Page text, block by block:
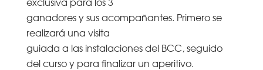
ganadores y sus acompañantes. Primero se
realizará una visita
guiada a las instalaciones del BCC, seguido
del curso y para finalizar un aperitivo.